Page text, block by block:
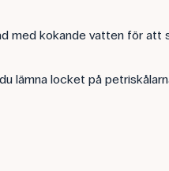
kokande vatten för att
lämna locket på